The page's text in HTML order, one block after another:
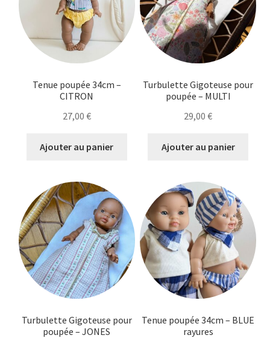
Tenue poupée 34cm –
CITRON
27,00 €
Ajouter au panier
Turbulette Gigoteuse pour
poupée – MULTI
29,00€
Ajouter au panier
Turbulette Gigoteuse pour
poupée – JONES
Tenue poupée 34cm – BLUE
rayures